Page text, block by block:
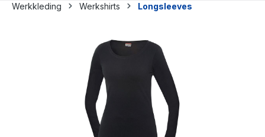
Werkkleding Werkshirts
Longsleeves